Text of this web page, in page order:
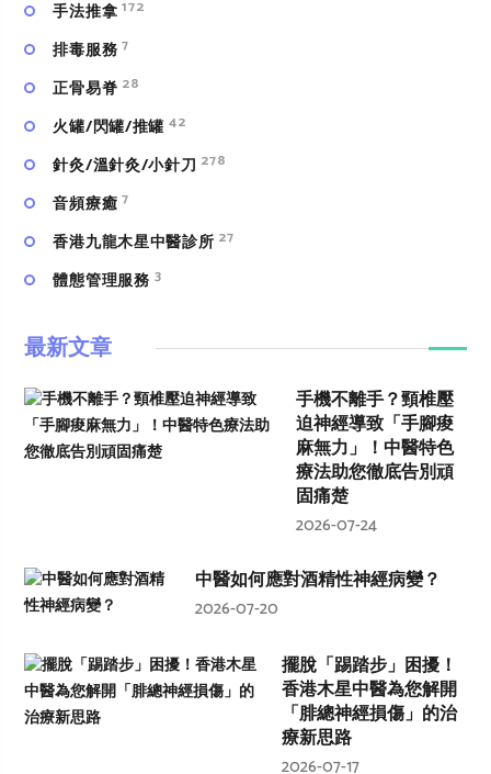
手法推拿 172
排毒服務 7
正骨易脊 28
火罐/閃罐/推罐 42
針灸/溫針灸/小針刀 278
⾳頻療癒 7
香港九龍木星中醫診所 27
體態管理服務 3
最新文章
手機不離手？頸椎壓
迫神經導致「手腳痠
麻無力」！中醫特色
療法助您徹底告別頑
固痛楚
2026-07-24
中醫如何應對酒精性神經病變？
2026-07-20
擺脫「踢踏步」困擾！
香港木星中醫為您解開
「腓總神經損傷」的治
療新思路
2026-07-17